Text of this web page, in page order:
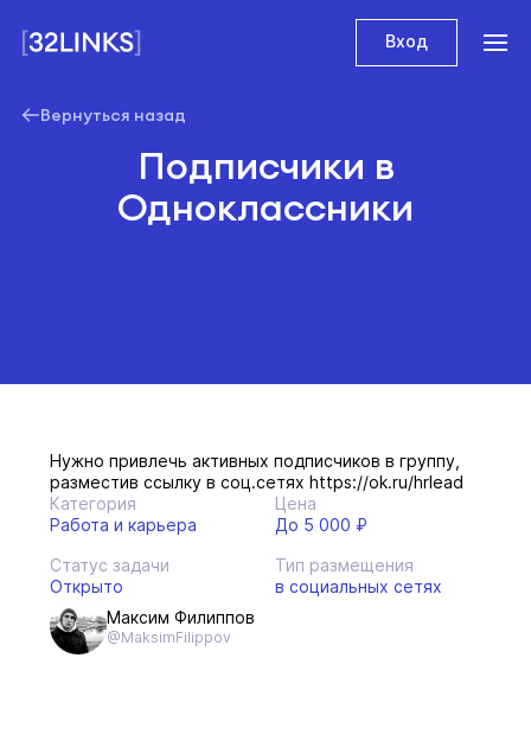
Вход
Вернуться назад
Подписчики в
Одноклассники
Нужно привлечь активных подписчиков в группу,
разместив ссылку в соц.сетях https://ok.ru/hrlead
Категория
Работа и карьера
Цена
До 5 000 ₽
Статус задачи
Открыто
Тип размещения
в социальных сетях
Максим Филиппов
@MaksimFilippov